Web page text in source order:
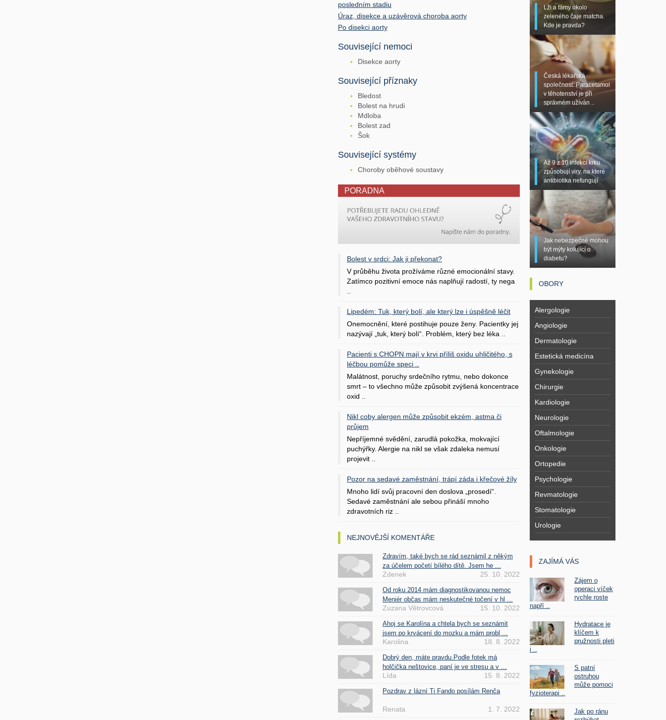
posledním stadiu
Úraz, disekce a uzávěrová choroba aorty
Po disekci aorty
Související nemoci
Disekce aorty
Související příznaky
Bledost
Bolest na hrudi
Mdloba
Bolest zad
Šok
Související systémy
Choroby oběhové soustavy
PORADNA
Bolest v srdci: Jak ji překonat?
V průběhu života prožíváme různé emocionální stavy.
Zatímco pozitivní emoce nás naplňují radostí, ty nega
Lipedém: Tuk, který bolí, ale který lze i úspěšně léčit
Onemocnění, které postihuje pouze ženy. Pacientky jej
nazývají „tuk, který bolí“. Problém, který bez léka ..
Pacienti s CHOPN mají v krvi příliš oxidu uhličitého, s
léčbou pomůže speci ..
Malátnost, poruchy srdečního rytmu, nebo dokonce
smrt – to všechno může způsobit zvýšená koncentrace
oxid ..
Nikl coby alergen může způsobit ekzém, astma či
průjem
Nepříjemné svědění, zarudlá pokožka, mokvající
puchýřky. Alergie na nikl se však zdaleka nemusí
projevit ..
Pozor na sedavé zaměstnání, trápí záda i křečové žíly
Mnoho lidí svůj pracovní den doslova „prosedí“.
Sedavé zaměstnání ale sebou přináší mnoho
zdravotních riz ..
NEJNOVĚJŠÍ KOMENTÁŘE
Zdravím, také bych se rád seznámil z někým
za účelem početí bílého dítě. Jsem he ...
Zdenek 25. 10. 2022
Od roku 2014 mám diagnostikovanou nemoc
Meniér občas mám neskutečné točení v hl ...
Zuzana Větrovcová 15. 10. 2022
Ahoj se Karolína a chtela bych se seznámit
jsem po krvácení do mozku a mám probl ...
Karolina 18. 8. 2022
Dobrý den, máte pravdu.Podle fotek má
holčička neštovice, paní je ve stresu a v ...
Lída 15. 8. 2022
Pozdrav z lázní Ti Fando posílám Renča
Renata 1. 7. 2022
Lži a fámy okolo
zeleného čaje matcha.
Kde je pravda?
Česká lékařská
společnost: Paracetamol
v těhotenství je při
správném užíván ..
Až 9 z 10 infekcí krku
způsobují viry, na které
antibiotika nefungují
Jak nebezpečné mohou
být mýty kolující o
diabetu?
OBORY
Alergologie
Angiologie
Dermatologie
Estetická medicína
Gynekologie
Chirurgie
Kardiologie
Neurologie
Oftalmologie
Onkologie
Ortopedie
Psychologie
Revmatologie
Stomatologie
Urologie
ZAJÍMÁ VÁS
Zájem o
operaci víček
rychle roste
napří ..
Hydratace je
klíčem k
pružnosti pleti
i ..
S patní
ostruhou
může pomoci
fyzioterapi ..
Jak po ránu